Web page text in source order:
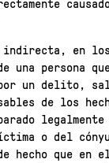
indirecta, en
una persona
un delito,
de los
o del
hecho que en